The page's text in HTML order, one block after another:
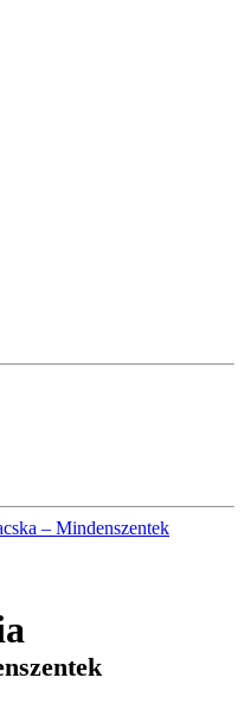
– Mindenszentek